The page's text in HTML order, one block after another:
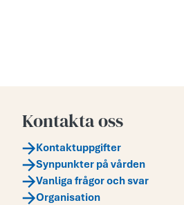
Kontakta oss
Kontaktuppgifter
Synpunkter på vården
Vanliga frågor och svar
Organisation